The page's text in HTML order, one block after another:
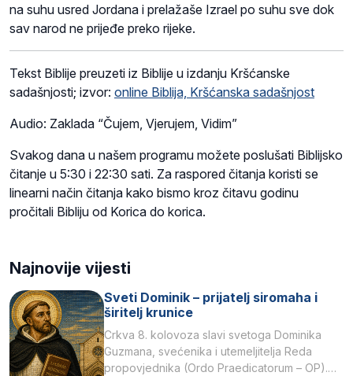
na suhu usred Jordana i prelažaše Izrael po suhu sve dok
sav narod ne prijeđe preko rijeke.
Tekst Biblije preuzeti iz Biblije u izdanju Kršćanske
sadašnjosti; izvor: online Biblija, Kršćanska sadašnjost
Audio: Zaklada “Čujem, Vjerujem, Vidim”
Svakog dana u našem programu možete poslušati Biblijsko
čitanje u 5:30 i 22:30 sati. Za raspored čitanja koristi se
linearni način čitanja kako bismo kroz čitavu godinu
pročitali Bibliju od Korica do korica.
Najnovije vijesti
Sveti Dominik – prijatelj siromaha i
širitelj krunice
Crkva 8. kolovoza slavi svetoga Dominika
Guzmana, svećenika i utemeljitelja Reda
propovjednika (Ordo Praedicatorum – OP).